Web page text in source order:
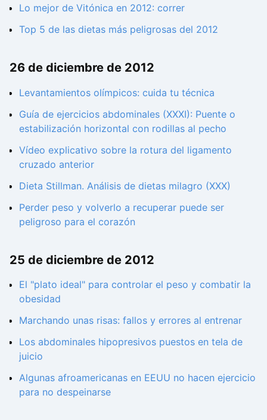
Lo mejor de Vitónica en 2012: correr
Top 5 de las dietas más peligrosas del 2012
26 de diciembre de 2012
Levantamientos olímpicos: cuida tu técnica
Guía de ejercicios abdominales (XXXI): Puente o
estabilización horizontal con rodillas al pecho
Vídeo explicativo sobre la rotura del ligamento
cruzado anterior
Dieta Stillman. Análisis de dietas milagro (XXX)
Perder peso y volverlo a recuperar puede ser
peligroso para el corazón
25 de diciembre de 2012
El "plato ideal" para controlar el peso y combatir la
obesidad
Marchando unas risas: fallos y errores al entrenar
Los abdominales hipopresivos puestos en tela de
juicio
Algunas afroamericanas en EEUU no hacen ejercicio
para no despeinarse